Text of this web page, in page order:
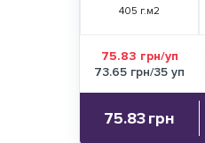
405 г.м2
75.83 грн/уп
73.65 грн/35 уп
75.83грн